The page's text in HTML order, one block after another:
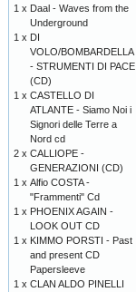
1 x Daal - Waves from the
Underground
1 x DI
VOLO/BOMBARDELLA
- STRUMENTI DI PACE
(CD)
1 x CASTELLO DI
ATLANTE - Siamo Noi i
Signori delle Terre a
Nord cd
2 x CALLIOPE -
GENERAZIONI (CD)
1 x Alfio COSTA -
"Frammenti" Cd
1 x PHOENIX AGAIN -
LOOK OUT CD
1 x KIMMO PORSTI - Past
and present CD
Papersleeve
1 x CLAN ALDO PINELLI